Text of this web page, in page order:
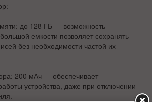
: до 128 ГБ — возможность
емкости позволяет сохранять
без необходимости частой их
: 200 мАч — обеспечивает
устройства, даже при отключении